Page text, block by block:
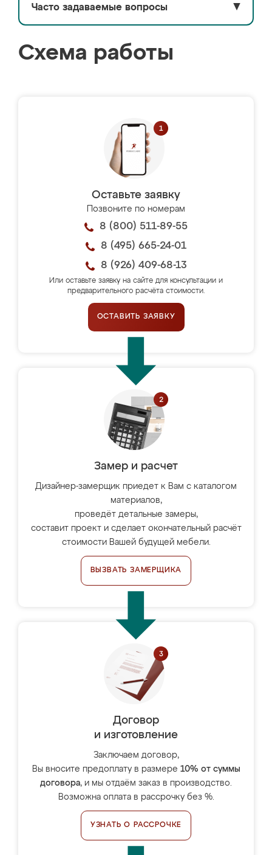
Часто задаваемые вопросы ▼
Схема работы
Оставьте заявку
Позвоните по номерам
8 (800) 511-89-55
8 (495) 665-24-01
8 (926) 409-68-13
Или оставьте заявку на сайте для консультации и
предварительного расчёта стоимости.
ОСТАВИТЬ ЗАЯВКУ
Замер и расчет
Дизайнер-замерщик приедет к Вам с каталогом
материалов,
проведёт детальные замеры,
составит проект и сделает окончательный расчёт
стоимости Вашей будущей мебели.
ВЫЗВАТЬ ЗАМЕРЩИКА
Договор
и изготовление
Заключаем договор,
Вы вносите предоплату в размере 10% от суммы
договора, и мы отдаём заказ в производство.
Возможна оплата в рассрочку без %.
УЗНАТЬ О РАССРОЧКЕ